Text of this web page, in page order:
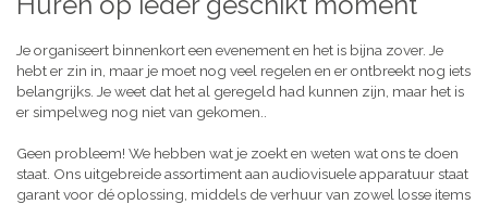
Je organiseert binnenkort een evenement en het is bijna zover. Je
hebt er zin in, maar je moet nog veel regelen en er ontbreekt nog iets
belangrijks. Je weet dat het al geregeld had kunnen zijn, maar het is
er simpelweg nog niet van gekomen..
Geen probleem! We hebben wat je zoekt en weten wat ons te doen
staat. Ons uitgebreide assortiment aan audiovisuele apparatuur staat
garant voor dé oplossing, middels de verhuur van zowel losse items